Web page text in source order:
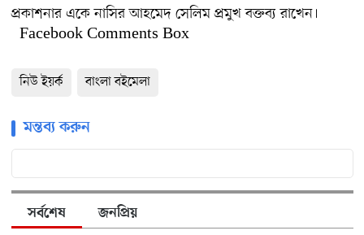
প্রকাশনার একে নাসির আহমেদ সেলিম প্রমুখ বক্তব্য রাখেন।
Facebook Comments Box
নিউ ইয়র্ক বাংলা বইমেলা
মন্তব্য করুন
সর্বশেষ জনপ্রিয়